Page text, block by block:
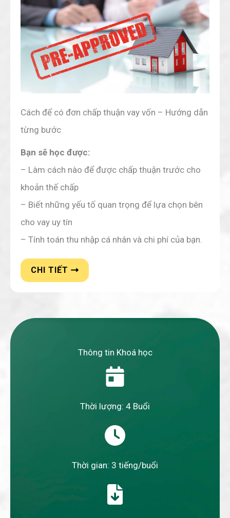
Cách để có đơn chấp thuận vay vốn – Hướng dẫn
từng bước
Bạn sẽ học được:
– Làm cách nào để được chấp thuận trước cho
khoản thế chấp
– Biết những yếu tố quan trọng để lựa chọn bên
cho vay uy tín
– Tính toán thu nhập cá nhân và chi phí của bạn.
CHI TIẾT
Thông tin Khoá học
Thời lượng: 4 Buổi
Thời gian: 3 tiếng/buổi